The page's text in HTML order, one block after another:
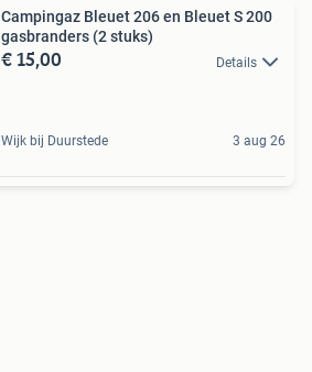
Campingaz Bleuet 206 en Bleuet S 200
gasbranders (2 stuks)
€ 15,00 Details
Wijk bij Duurstede 3 aug 26